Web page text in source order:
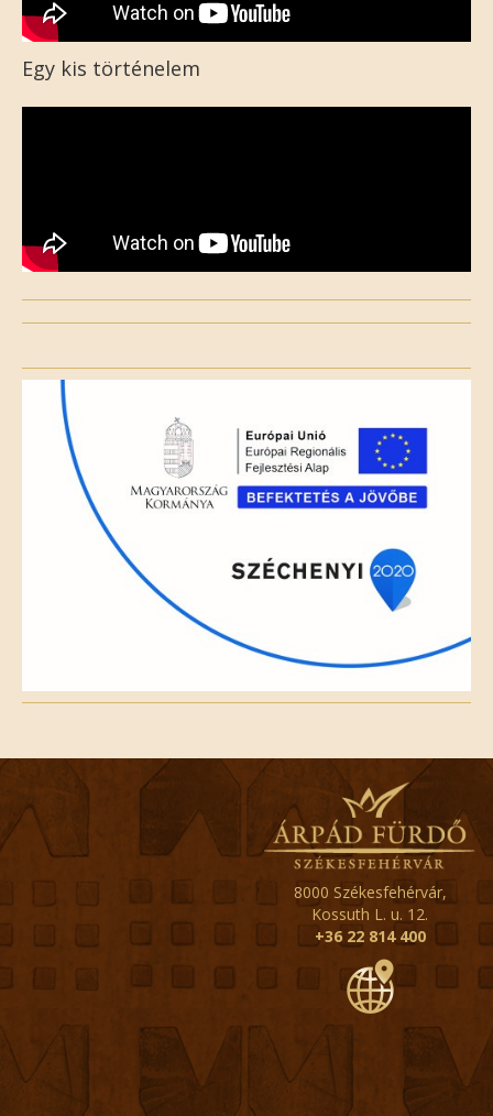
Egy kis történelem
8000 Székesfehérvár,
Kossuth L. u. 12.
+36 22 814 400